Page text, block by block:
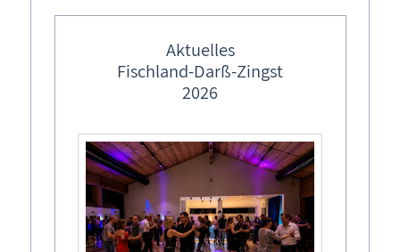
Strandabschnitte
Tankstellen / E-Ladestationen
Toiletten / Parken / Barrierefreiheit
Urlaubsorte FDZ
Mecklenburg-Vorpommern
Freizeit
Aktuelles
Fischland-Darß-Zingst
2026